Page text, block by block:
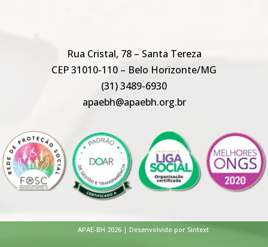
Rua Cristal, 78 – Santa Tereza
CEP 31010-110 – Belo Horizonte/MG
(31) 3489-6930
apaebh@apaebh.org.br
APAE-BH 2026 | Desenvolvido por Sintext